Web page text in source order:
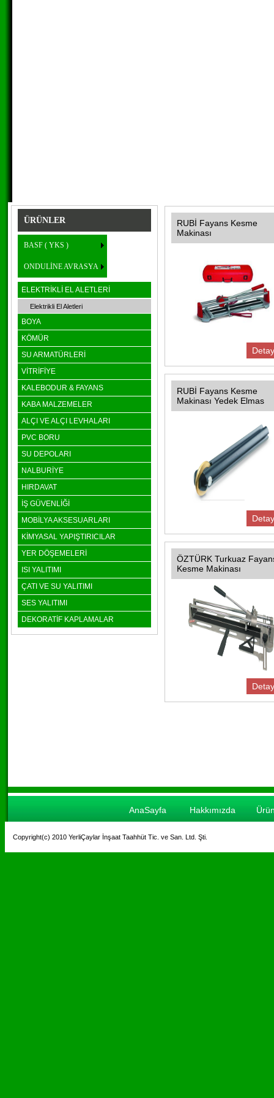
ÜRÜNLER
BASF ( YKS )
ONDULİNE AVRASYA
ELEKTRİKLİ EL ALETLERİ
Elektrikli El Aletleri
BOYA
KÖMÜR
SU ARMATÜRLERİ
VİTRİFİYE
KALEBODUR & FAYANS
KABA MALZEMELER
ALÇI VE ALÇI LEVHALARI
PVC BORU
SU DEPOLARI
NALBURİYE
HIRDAVAT
İŞ GÜVENLİĞİ
MOBİLYA AKSESUARLARI
KİMYASAL YAPIŞTIRICILAR
YER DÖŞEMELERİ
ISI YALITIMI
ÇATI VE SU YALITIMI
SES YALITIMI
DEKORATİF KAPLAMALAR
RUBİ Fayans Kesme
Makinası
RUBİ Fayans Kesme
Makinası Yedek Elmas
ÖZTÜRK Turkuaz
Kesme Makinası
AnaSayfa Hakkımızda
Copyright(c) 2010 YerliÇaylar İnşaat Taahhüt Tic. ve San. Ltd. Şti.